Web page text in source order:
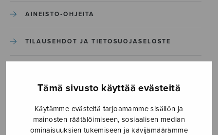
Tämä sivusto käyttää evästeitä
Käytämme evästeitä tarjoamamme sisällön ja
mainosten räätälöimiseen, sosiaalisen median
ominaisuuksien tukemiseen ja kävijämäärämme
AINEISTO-OHJEITA
TILAUSEHDOT JA TIETOSUOJASELOSTE
Sulasol_3-19
Sulasol_3-19